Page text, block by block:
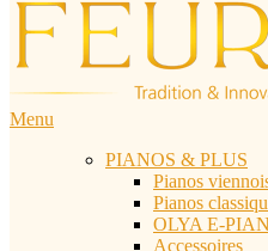
Menu
PIANOS & PLUS
Pianos
Pianos
OLYA E-
Accessoires